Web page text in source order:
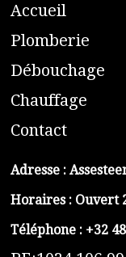
Accueil
​Plomberie
Débouchage
Chauffage
Contact
Adresse :
Horaires : Ouvert
Téléphone : +32